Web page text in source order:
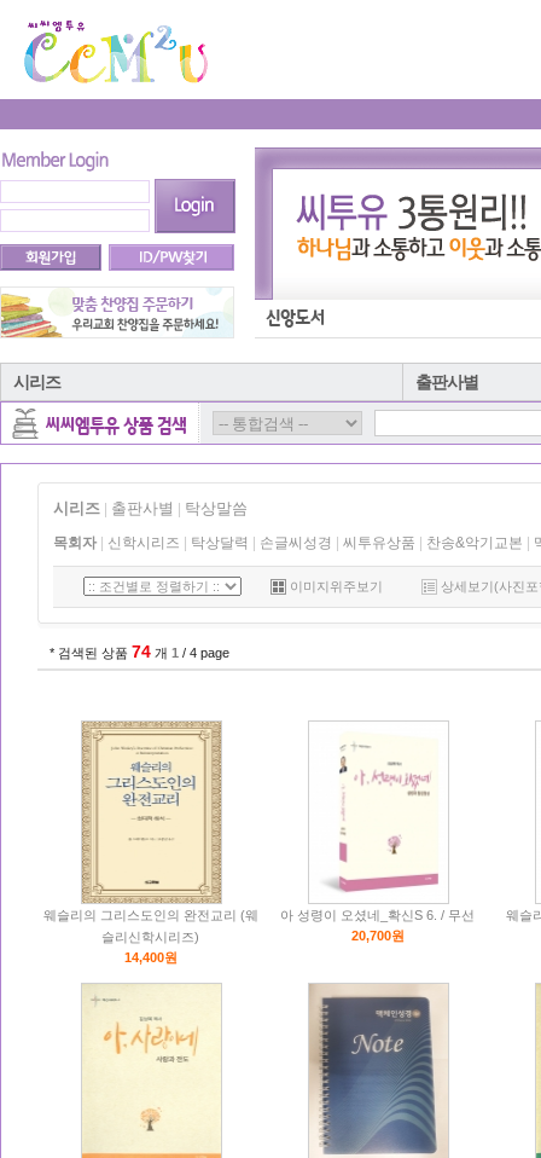
시리즈 출판사별
시리즈 출판사별 탁상말씀
목회자 신학시리즈 탁상달력 손글씨성경 씨투유상품 찬송&악기교본
이미지위주보기 상세보기(사진
* 검색된 상품 74 개 1 / 4 page
웨슬리의 그리스도인의 완전교리 (웨
슬리신학시리즈)
14,400원
아 성령이 오셨네_확신S 6. / 무선
20,700원
웨슬